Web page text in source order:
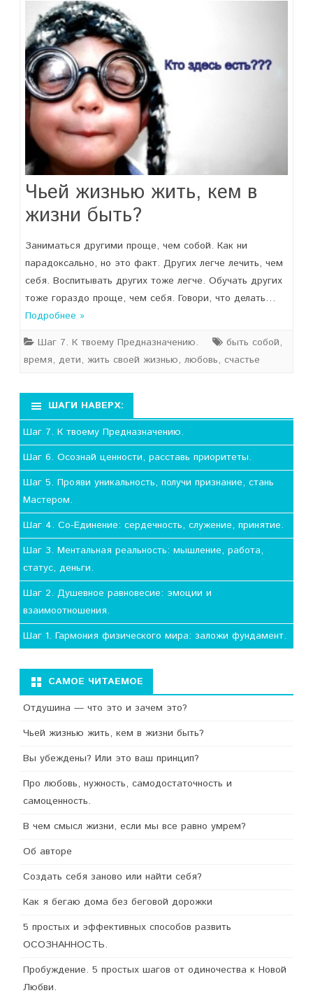
Чьей жизнью жить, кем в
жизни быть?
Заниматься другими проще, чем собой. Как ни
парадоксально, но это факт. Других легче лечить, чем
себя. Воспитывать других тоже легче. Обучать других
тоже гораздо проще, чем себя. Говори, что делать…
Подробнее »
Шаг 7. К твоему Предназначению.
быть собой,
время, дети, жить своей жизнью, любовь, счастье
ШАГИ НАВЕРХ:
Шаг 7. К твоему Предназначению.
Шаг 6. Осознай ценности, расставь приоритеты.
Шаг 5. Прояви уникальность, получи признание, стань
Мастером.
Шаг 4. Со-Единение: сердечность, служение, принятие.
Шаг 3. Ментальная реальность: мышление, работа,
статус, деньги.
Шаг 2. Душевное равновесие: эмоции и
взаимоотношения.
Шаг 1. Гармония физического мира: заложи фундамент.
САМОЕ ЧИТАЕМОЕ
Отдушина — что это и зачем это?
Чьей жизнью жить, кем в жизни быть?
Вы убеждены? Или это ваш принцип?
Про любовь, нужность, самодостаточность и
самоценность.
В чем смысл жизни, если мы все равно умрем?
Об авторе
Создать себя заново или найти себя?
Как я бегаю дома без беговой дорожки
5 простых и эффективных способов развить
ОСОЗНАННОСТЬ.
Пробуждение. 5 простых шагов от одиночества к Новой
Любви.